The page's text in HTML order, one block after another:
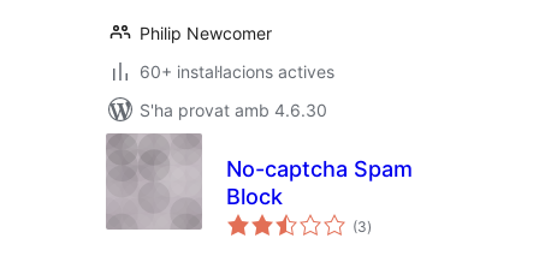
Philip Newcomer
60+ instal·lacions actives
S'ha provat amb 4.6.30
No-captcha Spam
Block
(3puntuacions
totals
)